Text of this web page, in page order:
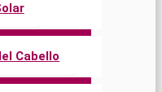
Cabello